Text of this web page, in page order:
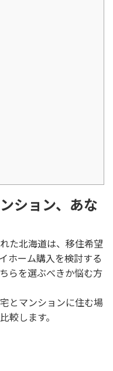
ション、あな
た北海道は、移住希望
ホーム購入を検討する
らを選ぶべきか悩む方
とマンションに住む場
較します。